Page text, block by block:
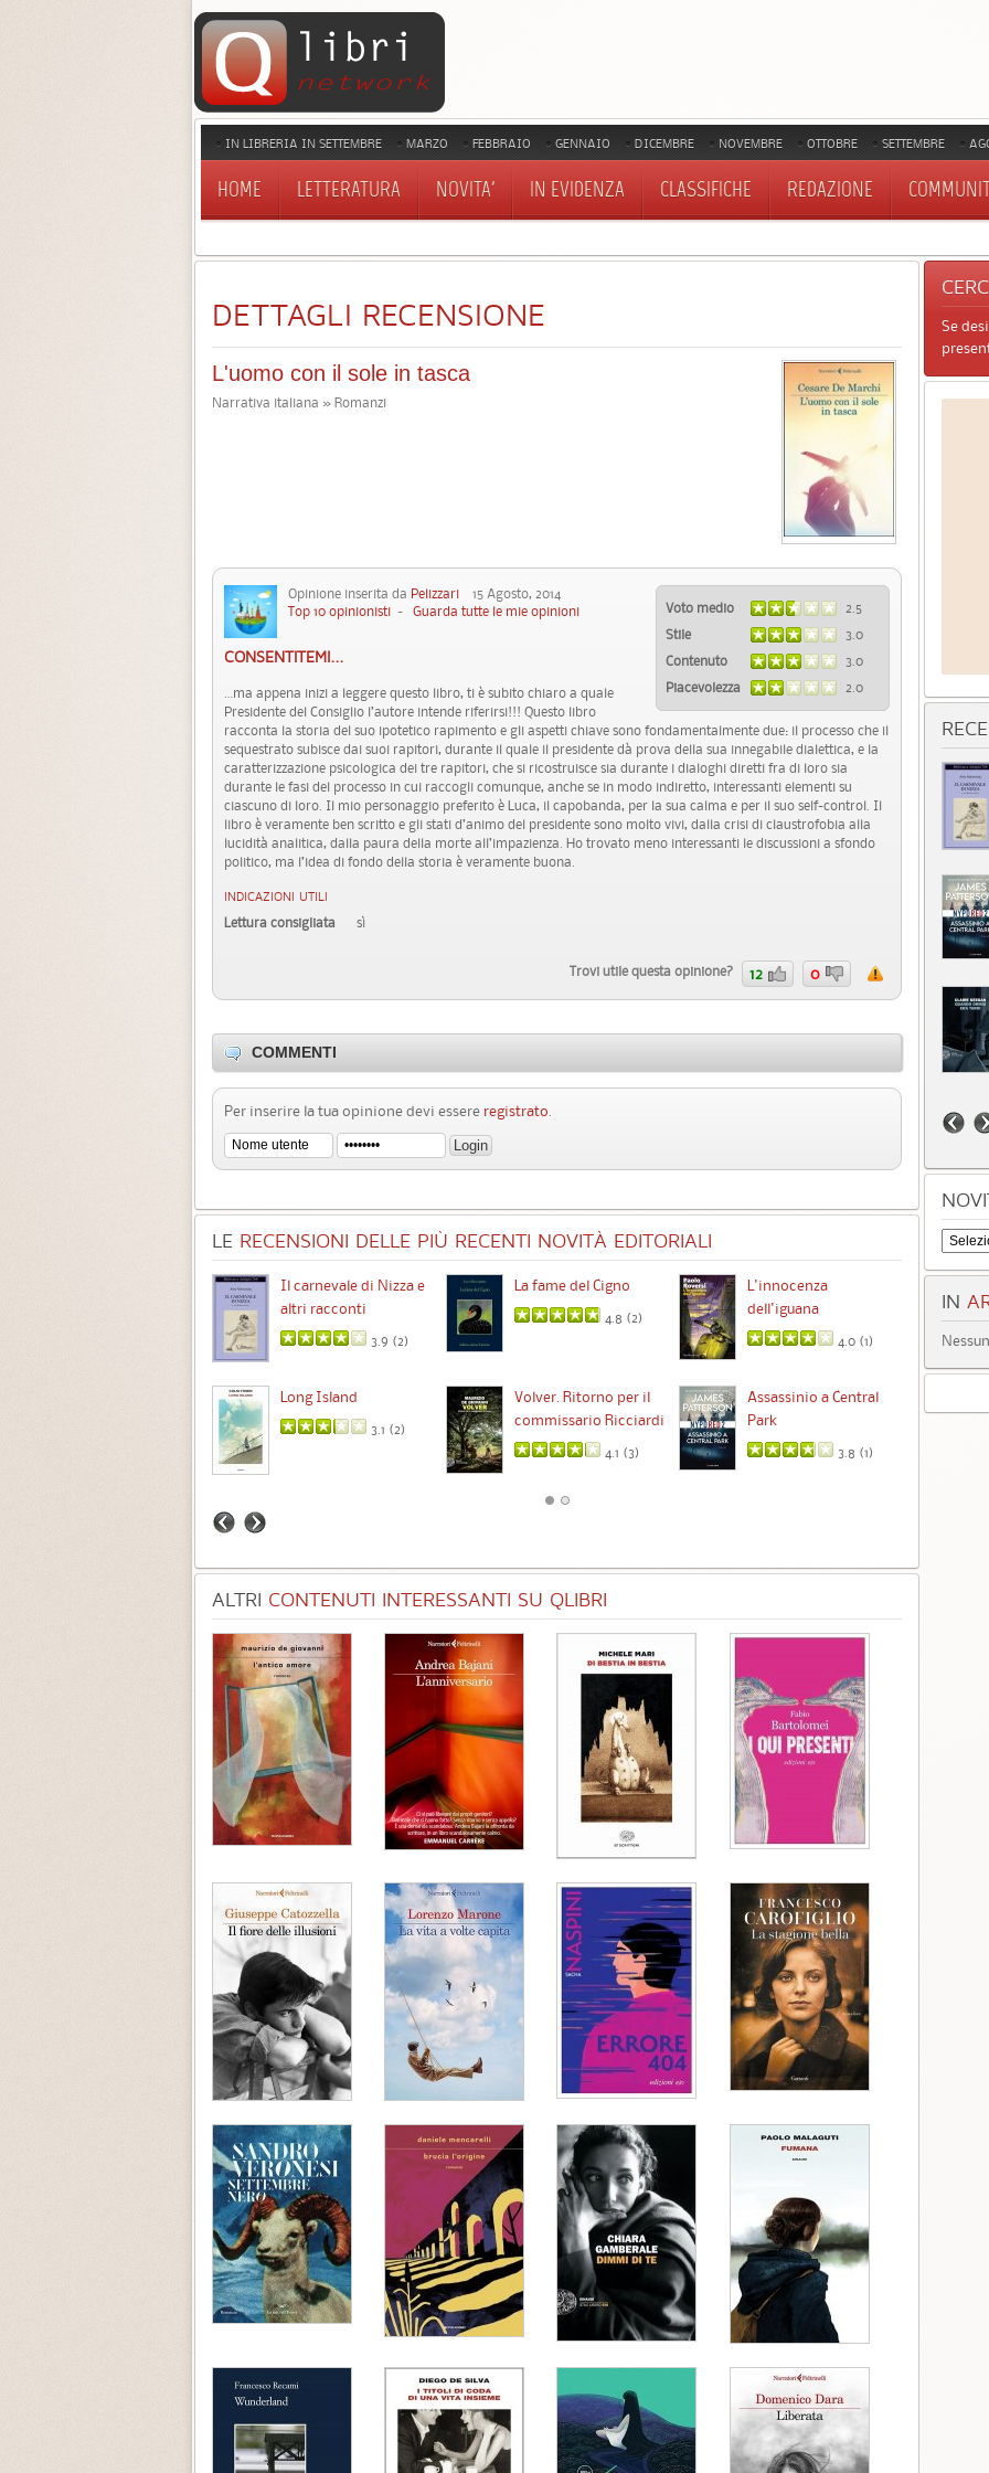
IN LIBRERIA IN SETTEMBRE MARZO FEBBRAIO GENNAIO DICEMBRE NOVEMBRE OTTOBRE SETTEMBRE
HOME LETTERATURA NOVITA' IN EVIDENZA CLASSIFICHE REDAZIONE
DETTAGLI RECENSIONE
L'uomo con il sole in tasca
Narrativa italiana » Romanzi
Voto medio
2.5
Stile
3.0
Contenuto
3.0
Piacevolezza
2.0
Opinione inserita da Pelizzari 15 Agosto, 2014
Top 10 opinionisti - Guarda tutte le mie opinioni
CONSENTITEMI...
…ma appena inizi a leggere questo libro, ti è subito chiaro a quale
Presidente del Consiglio l’autore intende riferirsi!!! Questo libro
racconta la storia del suo ipotetico rapimento e gli aspetti chiave sono fondamentalmente due: il processo che il
sequestrato subisce dai suoi rapitori, durante il quale il presidente dà prova della sua innegabile dialettica, e la
caratterizzazione psicologica dei tre rapitori, che si ricostruisce sia durante i dialoghi diretti fra di loro sia
durante le fasi del processo in cui raccogli comunque, anche se in modo indiretto, interessanti elementi su
ciascuno di loro. Il mio personaggio preferito è Luca, il capobanda, per la sua calma e per il suo self-control. Il
libro è veramente ben scritto e gli stati d’animo del presidente sono molto vivi, dalla crisi di claustrofobia alla
lucidità analitica, dalla paura della morte all’impazienza. Ho trovato meno interessanti le discussioni a sfondo
politico, ma l’idea di fondo della storia è veramente buona.
INDICAZIONI UTILI
Lettura consigliata sì
Trovi utile questa opinione? 12 0
COMMENTI
Per inserire la tua opinione devi essere registrato
LE RECENSIONI DELLE PIÙ RECENTI NOVITÀ EDITORIALI
Il carnevale di Nizza e
altri racconti
3.9 (2)
La fame del Cigno
4.8 (2)
L'innocenza
dell'iguana
4.0 (1)
Long Island
3.1 (2)
Volver. Ritorno per il
commissario Ricciardi
4.1 (3)
Assassinio a Central
Park
3.8 (1)
ALTRI CONTENUTI INTERESSANTI SU QLIBRI
Se
IN